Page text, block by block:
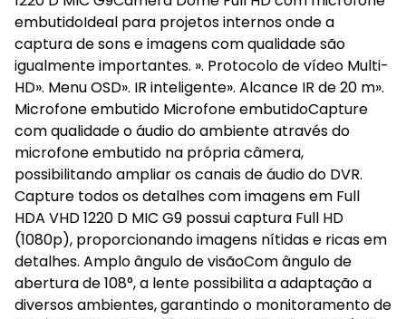
embutidoIdeal para projetos internos onde a
captura de sons e imagens com qualidade são
igualmente importantes. ». Protocolo de vídeo Multi-
HD». Menu OSD». IR inteligente». Alcance IR de 20 m».
Microfone embutido Microfone embutidoCapture
com qualidade o áudio do ambiente através do
microfone embutido na própria câmera,
possibilitando ampliar os canais de áudio do DVR.
Capture todos os detalhes com imagens em Full
HDA VHD 1220 D MIC G9 possui captura Full HD
(1080p), proporcionando imagens nítidas e ricas em
detalhes. Amplo ângulo de visãoCom ângulo de
abertura de 108°, a lente possibilita a adaptação a
diversos ambientes, garantindo o monitoramento de